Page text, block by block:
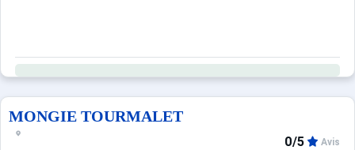
MONGIE TOURMALET
0/5 Avis